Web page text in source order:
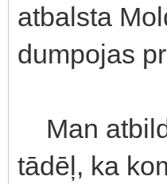
atbalsta
dumpojas
Man
tādēļ, ka